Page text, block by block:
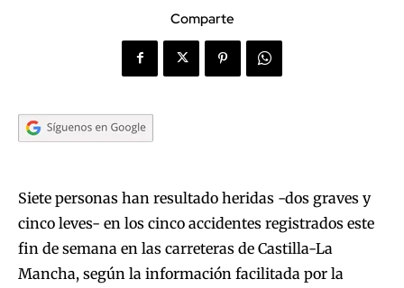
Comparte
Siete personas han resultado heridas -dos graves y
cinco leves- en los cinco accidentes registrados este
fin de semana en las carreteras de Castilla-La
Mancha, según la información facilitada por la